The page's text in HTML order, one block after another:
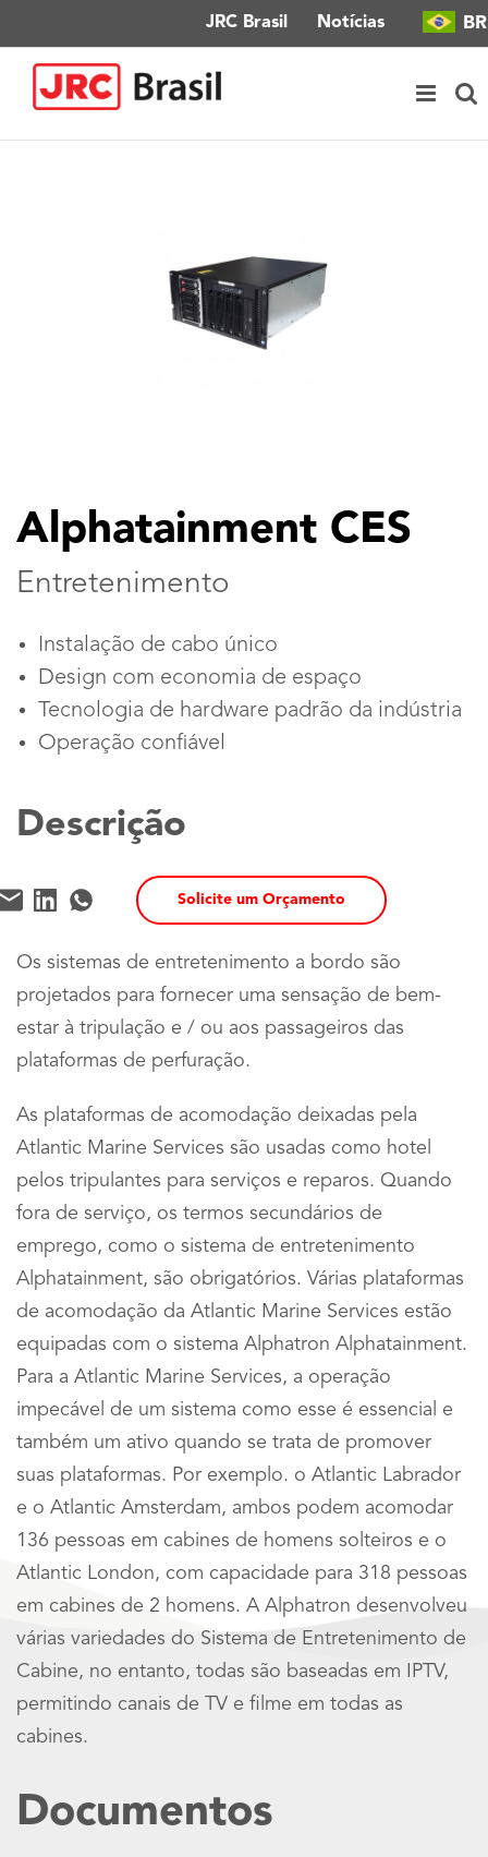
conteúdo
JRC Brasil Notícias BR
Alphatainment CES
Entretenimento
Instalação de cabo único
Design com economia de espaço
Tecnologia de hardware padrão da indústria
Operação confiável
Descrição
Solicite um Orçamento
Os sistemas de entretenimento a bordo são
projetados para fornecer uma sensação de bem-
estar à tripulação e / ou aos passageiros das
plataformas de perfuração.
As plataformas de acomodação deixadas pela
Atlantic Marine Services são usadas como hotel
pelos tripulantes para serviços e reparos. Quando
fora de serviço, os termos secundários de
emprego, como o sistema de entretenimento
Alphatainment, são obrigatórios. Várias plataformas
de acomodação da Atlantic Marine Services estão
equipadas com o sistema Alphatron Alphatainment.
Para a Atlantic Marine Services, a operação
impecável de um sistema como esse é essencial e
também um ativo quando se trata de promover
suas plataformas. Por exemplo. o Atlantic Labrador
e o Atlantic Amsterdam, ambos podem acomodar
136 pessoas em cabines de homens solteiros e o
Atlantic London, com capacidade para 318 pessoas
em cabines de 2 homens. A Alphatron desenvolveu
várias variedades do Sistema de Entretenimento de
Cabine, no entanto, todas são baseadas em IPTV,
permitindo canais de TV e filme em todas as
cabines.
Documentos